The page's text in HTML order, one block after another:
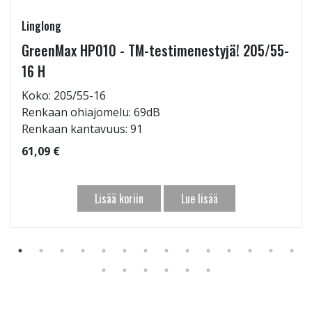
Linglong
GreenMax HP010 - TM-testimenestyjä! 205/55-
16 H
Koko: 205/55-16
Renkaan ohiajomelu: 69dB
Renkaan kantavuus: 91
61,09 €
Lisää koriin Lue lisää